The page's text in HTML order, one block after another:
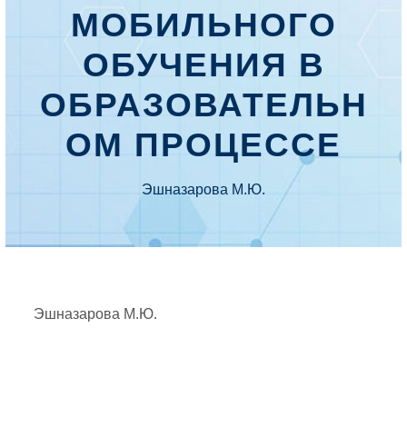
МОБИЛЬНОГО
ОБУЧЕНИЯ В
ОБРАЗОВАТЕЛЬН
ОМ ПРОЦЕССЕ
Эшназарова М.Ю.
Эшназарова М.Ю.